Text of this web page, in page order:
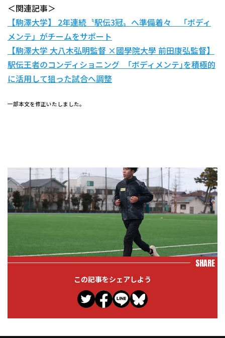
＜関連記事＞
【駒澤大学】 2年連続〝駅伝3冠〟へ準備着々 「ボディ
メンテ」がチームをサポート
【駒澤大学 大八木弘明監督 ×國學院大學 前田康弘監督】
駅伝王者のコンディショニング ｢ボディメンテ｣を積極的
に活用して狙った試合へ調整
一部本文を修正いたしました。
SHARE
この記事をシェアしよう